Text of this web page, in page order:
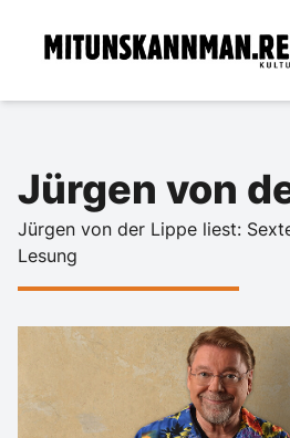
Jürgen von
Jürgen von der Lippe liest:
Lesung